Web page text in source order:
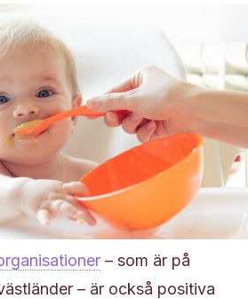
– som är på
– är också positiva